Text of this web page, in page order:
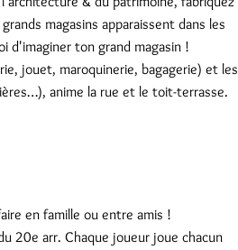
magasins apparaissent dans les
d'imaginer ton grand magasin !
jouet, maroquinerie, bagagerie) et les
anime la rue et le toit-terrasse.
en famille ou entre amis !
20e arr. Chaque joueur joue chacun